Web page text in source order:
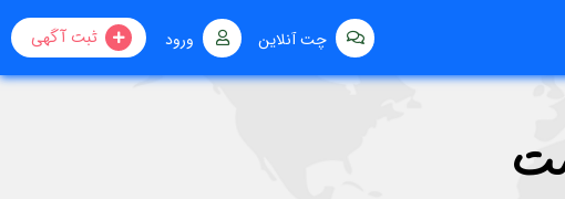
ثبت آگهی ورود چت آنلاین